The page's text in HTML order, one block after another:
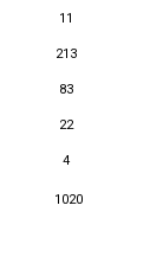
11
213
83
22
4
1020